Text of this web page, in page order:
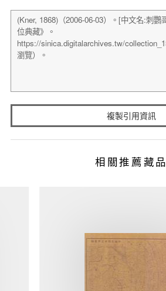
複製引用資訊
相關推薦藏品